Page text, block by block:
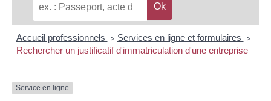
Accueil professionnels > Services en ligne et formulaires >
Rechercher un justificatif d'immatriculation d'une entreprise
Service en ligne